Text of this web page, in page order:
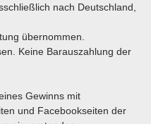
nach Deutschland,
übernommen.
Keine Barauszahlung der
Gewinns mit
und Facebookseiten der